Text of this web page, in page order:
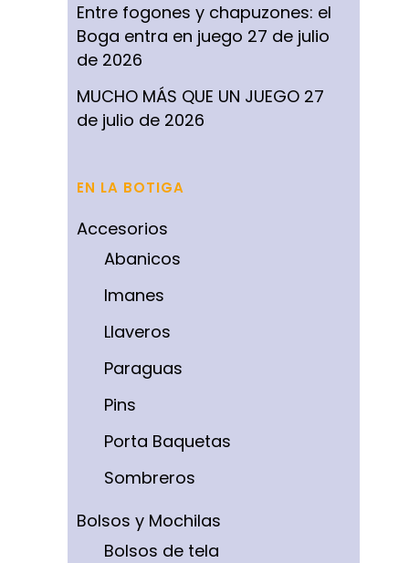
Entre fogones y chapuzones: el
Boga entra en juego 27 de julio
de 2026
MUCHO MÁS QUE UN JUEGO 27
de julio de 2026
EN LA BOTIGA
Accesorios
Abanicos
Imanes
Llaveros
Paraguas
Pins
Porta Baquetas
Sombreros
Bolsos y Mochilas
Bolsos de tela